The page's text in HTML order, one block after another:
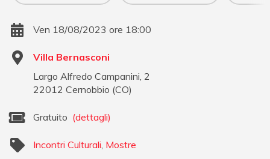
Ven 18/08/2023 ore 18:00
Villa Bernasconi
Largo Alfredo Campanini, 2
22012 Cernobbio (CO)
Gratuito (dettagli)
Incontri Culturali Mostre